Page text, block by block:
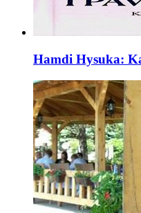
Hamdi Hysuka: